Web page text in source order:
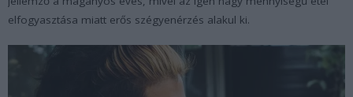
elfogyasztása miatt erős szégyenérzés alakul ki.